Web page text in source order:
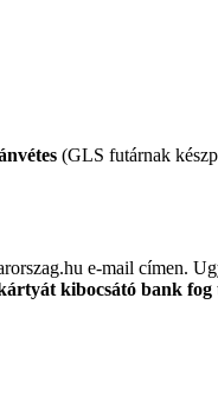
(GLS futárnak
e-mail címen.
kibocsátó bank fog